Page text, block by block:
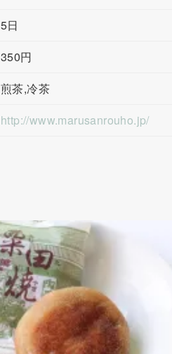
5日
350円
煎茶,冷茶
http://www.marusanrouho.jp/